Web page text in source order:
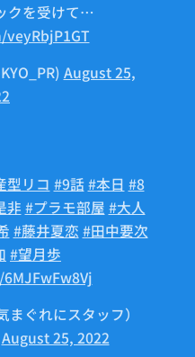
クを受けて…
August 25,
型リコ #9話#本日 #8
非 #プラモ部屋 #大人
#藤井夏恋 #田中要次
#望月歩
ぐれにスタッフ）
August 25, 2022